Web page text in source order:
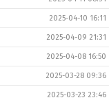
2025-04-10 16:11
2025-04-09 21:31
2025-04-08 16:50
2025-03-28 09:36
2025-03-23 23:46